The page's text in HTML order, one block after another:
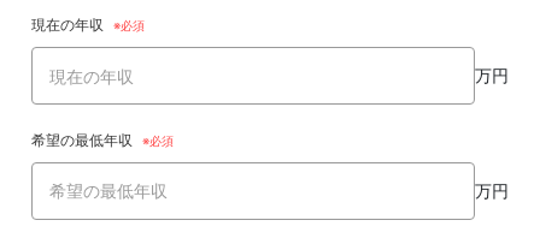
現在の年収
万円
希望の最低年収
万円